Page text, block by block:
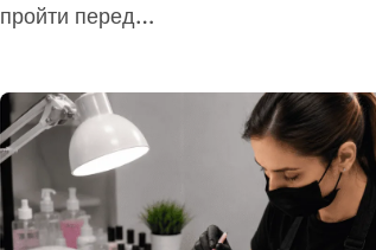
пройти перед…